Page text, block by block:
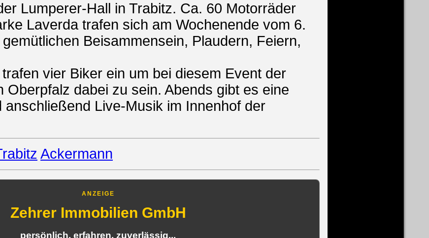
Lumperer-Hall in Trabitz. Ca. 60 Motorräder
Laverda trafen sich am Wochenende vom 6.
Beisammensein, Plaudern, Feiern,
vier Biker ein um bei diesem Event der
Oberpfalz dabei zu sein. Abends gibt es eine
anschließend Live-Musik im Innenhof der
Ackermann
ANZEIGE
Zehrer Immobilien GmbH
persönlich, erfahren, zuverlässig...